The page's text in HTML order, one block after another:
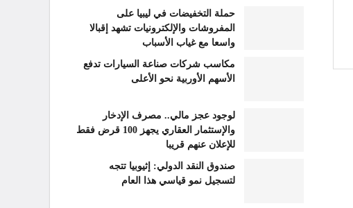
حملة التخفيضات في ليبيا على
المفروشات والإلكترونيات تشهد إقبالا
واسعا مع غياب الأسباب
مكاسب شركات صناعة السيارات تدفع
الأسهم الأوربية نحو الأعلى
لوجود عجز مالي.. مصرف الإدخار
والإستثمار العقاري يجهز 100 قرض فقط
للإعلان عنهم قريبا
صندوق النقد الدولي: إثيوبيا تتجه
لتسجيل نمو قياسي هذا العام